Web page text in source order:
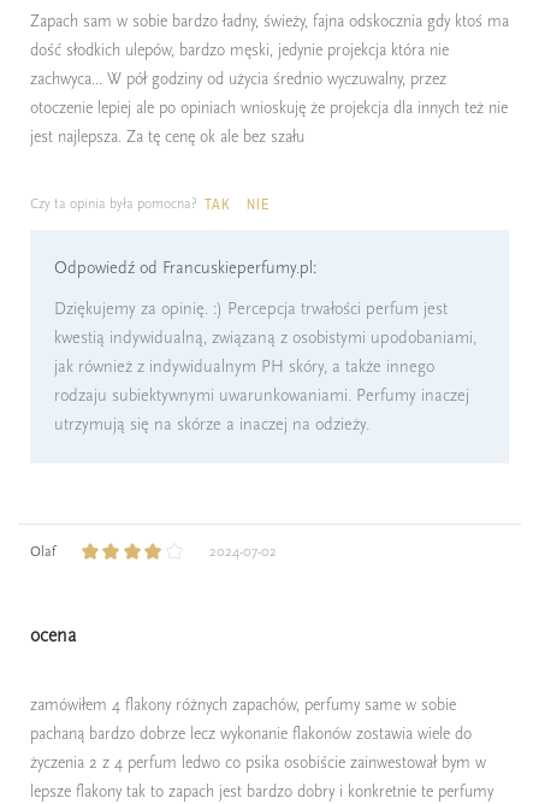
Zapach sam w sobie bardzo ładny, świeży, fajna odskocznia gdy ktoś ma
dość słodkich ulepów, bardzo męski, jedynie projekcja która nie
zachwyca... W pół godziny od użycia średnio wyczuwalny, przez
otoczenie lepiej ale po opiniach wnioskuję że projekcja dla innych też nie
jest najlepsza. Za tę cenę ok ale bez szału
Czy ta opinia była pomocna? TAK NIE
Odpowiedź od Francuskieperfumy.pl:
Dziękujemy za opinię. :) Percepcja trwałości perfum jest
kwestią indywidualną, związaną z osobistymi upodobaniami,
jak również z indywidualnym PH skóry, a także innego
rodzaju subiektywnymi uwarunkowaniami. Perfumy inaczej
utrzymują się na skórze a inaczej na odzieży.
Olaf 2024-07-02
ocena
zamówiłem 4 flakony różnych zapachów, perfumy same w sobie
pachaną bardzo dobrze lecz wykonanie flakonów zostawia wiele do
życzenia 2 z 4 perfum ledwo co psika osobiście zainwestował bym w
lepsze flakony tak to zapach jest bardzo dobry i konkretnie te perfumy